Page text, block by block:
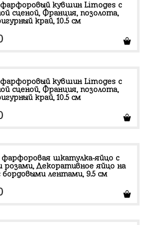
кувшин Limoges с
сценой, Франция, позолота,
край, 10.5 см
кувшин Limoges с
сценой, Франция, позолота,
край, 10.5 см
шкатулка-яйцо с
розами, Декоративное яйцо на
бордовыми лентами, 9.5 см